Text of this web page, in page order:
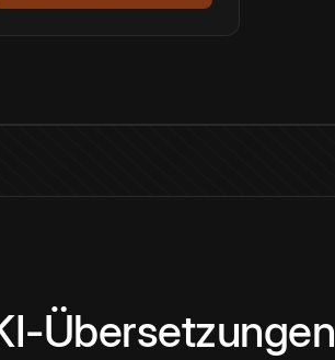
Übersetzungen